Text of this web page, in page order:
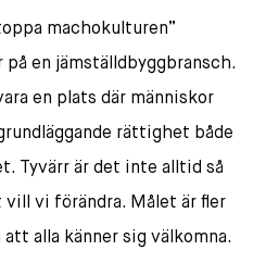
machokulturen”
på en jämställdbyggbransch.
en plats där människor
rättighet både
Tyvärr är det inte alltid så
vill vi förändra. Målet är fler
alla känner sig välkomna.